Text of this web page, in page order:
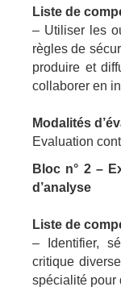
Liste de
– Utiliser les
règles de
produire et
collaborer en
Modalités
Evaluation
Bloc n° 2 –
d’analyse
Liste de
– Identifier,
critique
spécialité pour